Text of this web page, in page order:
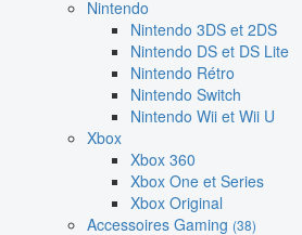
Nintendo
Nintendo 3DS et 2DS
Nintendo DS et DS Lite
Nintendo Rétro
Nintendo Switch
Nintendo Wii et Wii U
Xbox
Xbox 360
Xbox One et Series
Xbox Original
Accessoires Gaming (38)